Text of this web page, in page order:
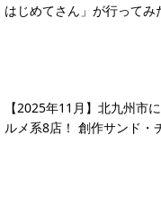
はじめてさん」が行ってみ
【2025年11月】北九州市
ルメ系8店！ 創作サンド・